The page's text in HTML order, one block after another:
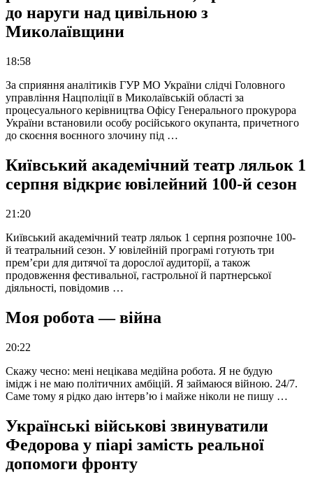
до наруги над цивільною з
Миколаївщини
18:58
За сприяння аналітиків ГУР МО України слідчі Головного
управління Нацполіції в Миколаївській області за
процесуального керівництва Офісу Генерального прокурора
України встановили особу російського окупанта, причетного
до скоєння воєнного злочину під …
Київський академічний театр ляльок 1
серпня відкриє ювілейний 100-й сезон
21:20
Київський академічний театр ляльок 1 серпня розпочне 100-
й театральний сезон. У ювілейній програмі готують три
прем’єри для дитячої та дорослої аудиторії, а також
продовження фестивальної, гастрольної й партнерської
діяльності, повідомив …
Моя робота — війна
20:22
Скажу чесно: мені нецікава медійна робота. Я не будую
імідж і не маю політичних амбіцій. Я займаюся війною. 24/7.
Саме тому я рідко даю інтерв’ю і майже ніколи не пишу …
Українські військові звинуватили
Федорова у піарі замість реальної
допомоги фронту